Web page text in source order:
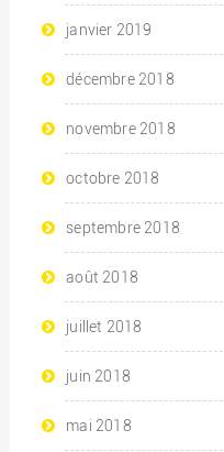
janvier 2019
décembre 2018
novembre 2018
octobre 2018
septembre 2018
août 2018
juillet 2018
juin 2018
mai 2018